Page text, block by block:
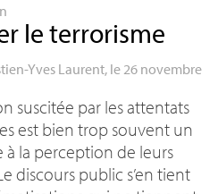
le terrorisme
Yves Laurent, le 26 novembre
suscitée par les attentats
est bien trop souvent un
à la perception de leurs
discours public s’en tient